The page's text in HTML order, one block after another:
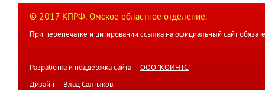
© 2017 КПРФ. Омское областное отделение.
При перепечатке и цитировании ссылка на официальный сайт
Разработка и поддержка сайта — ООО "КОИНТС".
Дизайн — Влад Салтыков.